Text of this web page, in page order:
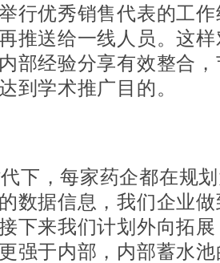
行优秀销售代表的工
推送给一线人员。这
部经验分享有效整合
到学术推广目的。
下，每家药企都在规
数据信息，我们企业
下来我们计划外向拓
强于内部，内部蓄水